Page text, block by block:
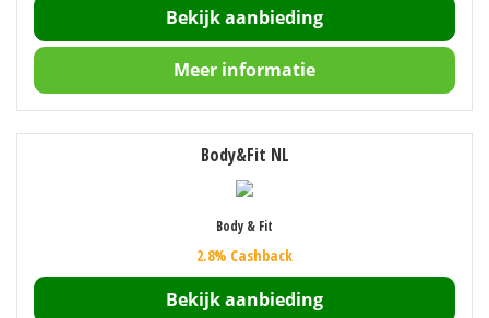
Bekijk aanbieding
Meer informatie
Body&Fit NL
Body & Fit
2.8% Cashback
Bekijk aanbieding